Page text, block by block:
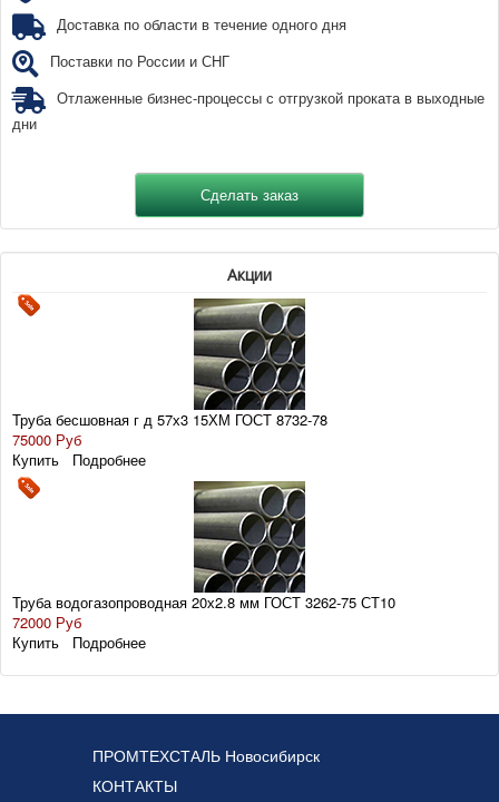
Доставка по области в течение одного дня
Поставки по России и СНГ
Отлаженные бизнес-процессы с отгрузкой проката в выходные
дни
Акции
Труба бесшовная г д 57х3 15ХМ ГОСТ 8732-78
75000 Руб
Купить
Подробнее
Труба водогазопроводная 20х2.8 мм ГОСТ 3262-75 СТ10
72000 Руб
Купить
Подробнее
ПРОМТЕХСТАЛЬ Новосибирск
КОНТАКТЫ